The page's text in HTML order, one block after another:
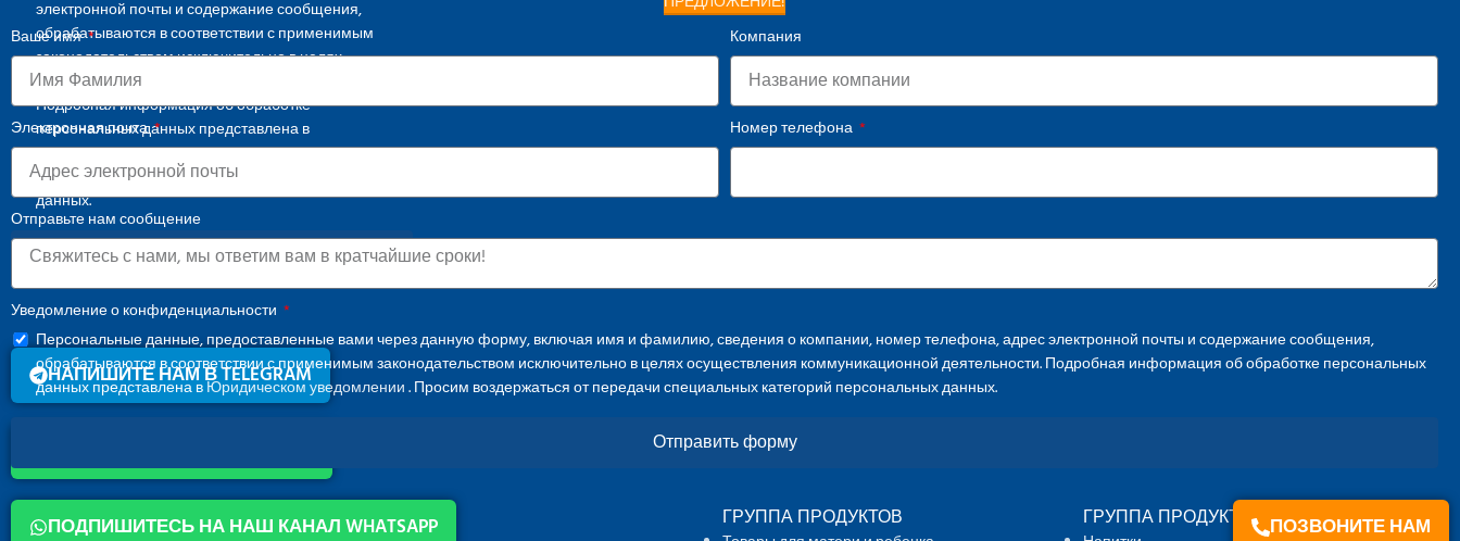
электронной почты и содержание сообщения,
обрабатываются в соответствии с применимым
законодательством исключительно в целях
осуществления коммуникационной деятельности.
Подробная информация об обработке
персональных данных представлена в
Юридическом уведомлении. Просим воздержаться
от передачи специальных категорий персональных
данных.
СКАЧАТЬ КАТАЛОГ
ПОДПИШИТЕСЬ НА НАШ КАНАЛ WHATSAPP
НАПИШИТЕ НАМ В TELEGRAM
ПОЗВОНИТЕ НАМ
Ваше имя
Компания
Электронная почта Номер телефона
Отправьте нам сообщение
Уведомление о конфиденциальности
Персональные данные, предоставленные вами через данную форму, включая имя и фамилию, сведения о компании, номер телефона, адрес электронной почты и содержание сообщения,
обрабатываются в соответствии с применимым законодательством исключительно в целях осуществления коммуникационной деятельности. Подробная информация об обработке персональных
данных представлена вЮридическом уведомлении. Просим воздержаться от передачи специальных категорий персональных данных.
Отправить форму
МЕНЮ ГРУППА ПРОДУКТОВ ГРУППА ПРОДУКТОВ